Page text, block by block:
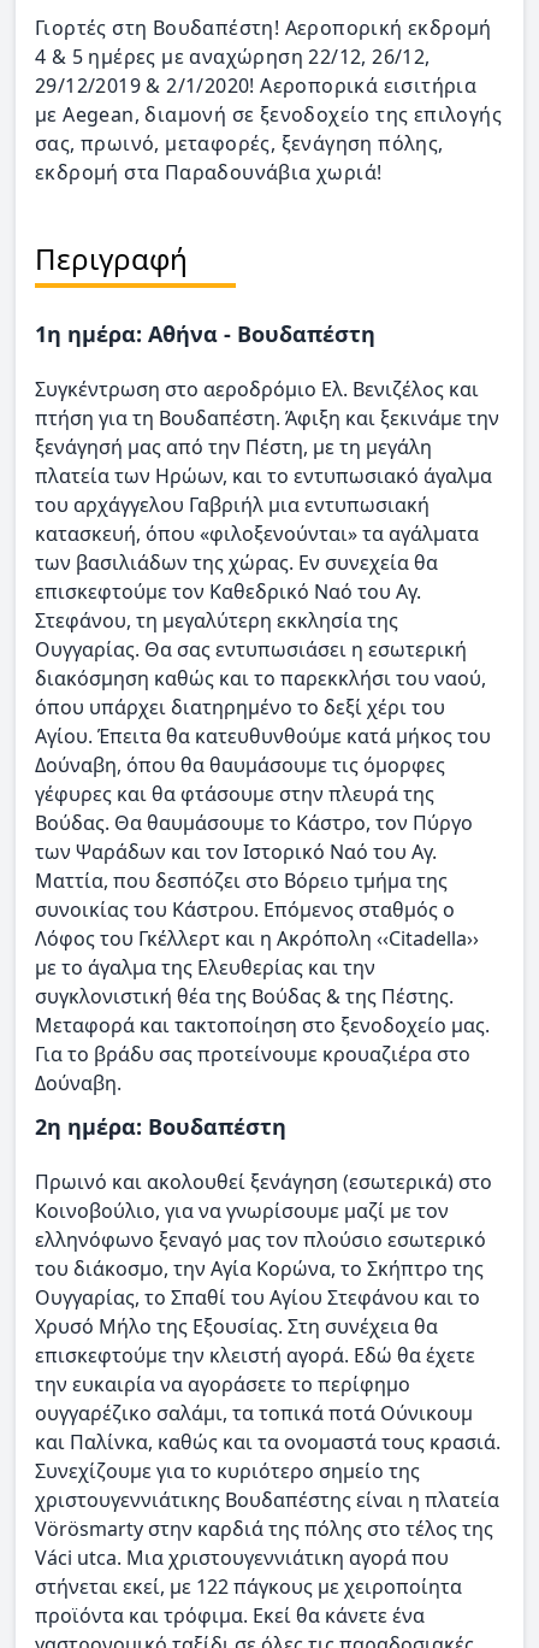
Γιορτές στη Βουδαπέστη! Αεροπορική εκδρομή
4 & 5 ημέρες με αναχώρηση 22/12, 26/12,
29/12/2019 & 2/1/2020! Αεροπορικά εισιτήρια
με Aegean, διαμονή σε ξενοδοχείο της επιλογής
σας, πρωινό, μεταφορές, ξενάγηση πόλης,
εκδρομή στα Παραδουνάβια χωριά!
Περιγραφή
1η ημέρα: Αθήνα - Βουδαπέστη
Συγκέντρωση στο αεροδρόμιο Ελ. Βενιζέλος και
πτήση για τη Βουδαπέστη. Άφιξη και ξεκινάμε την
ξενάγησή μας από την Πέστη, με τη μεγάλη
πλατεία των Ηρώων, και το εντυπωσιακό άγαλμα
του αρχάγγελου Γαβριήλ μια εντυπωσιακή
κατασκευή, όπου «φιλοξενούνται» τα αγάλματα
των βασιλιάδων της χώρας. Εν συνεχεία θα
επισκεφτούμε τον Καθεδρικό Ναό του Αγ.
Στεφάνου, τη μεγαλύτερη εκκλησία της
Ουγγαρίας. Θα σας εντυπωσιάσει η εσωτερική
διακόσμηση καθώς και το παρεκκλήσι του ναού,
όπου υπάρχει διατηρημένο το δεξί χέρι του
Αγίου. Έπειτα θα κατευθυνθούμε κατά μήκος του
Δούναβη, όπου θα θαυμάσουμε τις όμορφες
γέφυρες και θα φτάσουμε στην πλευρά της
Βούδας. Θα θαυμάσουμε το Κάστρο, τον Πύργο
των Ψαράδων και τον Ιστορικό Ναό του Αγ.
Ματτία, που δεσπόζει στο Βόρειο τμήμα της
συνοικίας του Κάστρου. Επόμενος σταθμός ο
Λόφος του Γκέλλερτ και η Ακρόπολη ‹‹Citadella››
με το άγαλμα της Ελευθερίας και την
συγκλονιστική θέα της Βούδας & της Πέστης.
Μεταφορά και τακτοποίηση στο ξενοδοχείο μας.
Για το βράδυ σας προτείνουμε κρουαζιέρα στο
Δούναβη.
2η ημέρα: Βουδαπέστη
Πρωινό και ακολουθεί ξενάγηση (εσωτερικά) στο
Κοινοβούλιο, για να γνωρίσουμε μαζί με τον
ελληνόφωνο ξεναγό μας τον πλούσιο εσωτερικό
του διάκοσμο, την Αγία Κορώνα, το Σκήπτρο της
Ουγγαρίας, το Σπαθί του Αγίου Στεφάνου και το
Χρυσό Μήλο της Εξουσίας. Στη συνέχεια θα
επισκεφτούμε την κλειστή αγορά. Εδώ θα έχετε
την ευκαιρία να αγοράσετε το περίφημο
ουγγαρέζικο σαλάμι, τα τοπικά ποτά Ούνικουμ
και Παλίνκα, καθώς και τα ονομαστά τους κρασιά.
Συνεχίζουμε για το κυριότερο σημείο της
χριστουγεννιάτικης Βουδαπέστης είναι η πλατεία
Vörösmarty στην καρδιά της πόλης στο τέλος της
Váci utca. Μια χριστουγεννιάτικη αγορά που
στήνεται εκεί, με 122 πάγκους με χειροποίητα
προϊόντα και τρόφιμα. Εκεί θα κάνετε ένα